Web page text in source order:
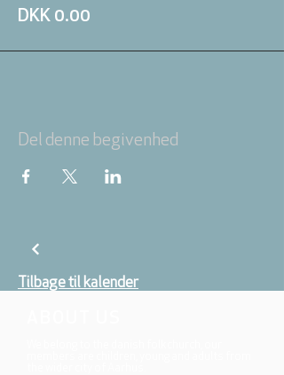
DKK 0.00
Del denne begivenhed
Tilbage til kalender